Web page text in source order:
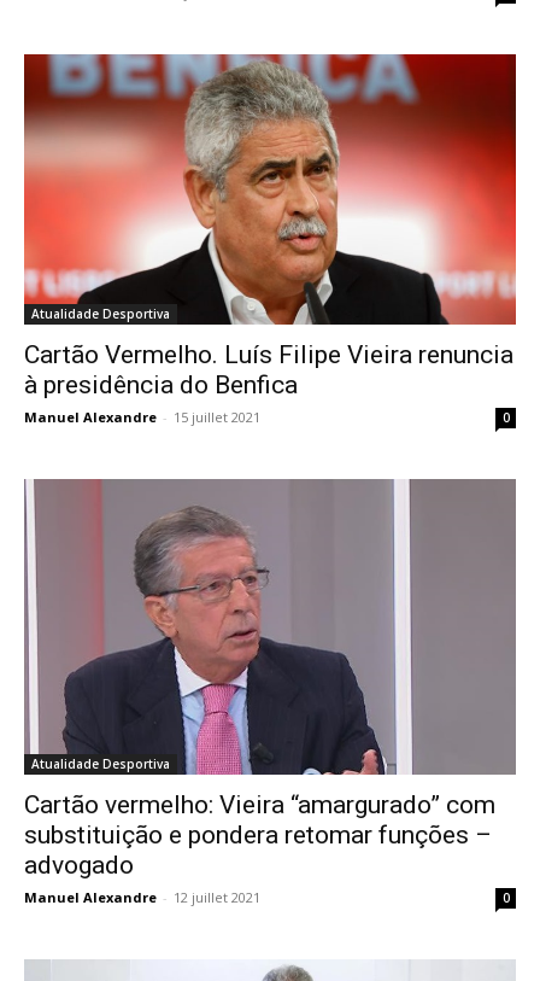
Atualidade Desportiva
Cartão Vermelho. Luís Filipe Vieira renuncia
à presidência do Benfica
Manuel Alexandre - 15 juillet 2021 0
Atualidade Desportiva
Cartão vermelho: Vieira “amargurado” com
substituição e pondera retomar funções –
advogado
Manuel Alexandre - 12 juillet 2021 0